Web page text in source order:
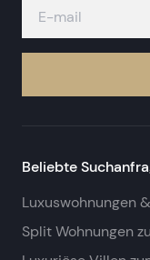
Beliebte
Luxuswohnungen
Split Wohnungen